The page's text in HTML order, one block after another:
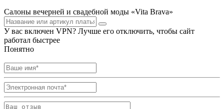
Салоны вечерней и свадебной моды «Vita Brava»
У вас включен VPN? Лучше его отключить, чтобы сайт
работал быстрее
Понятно